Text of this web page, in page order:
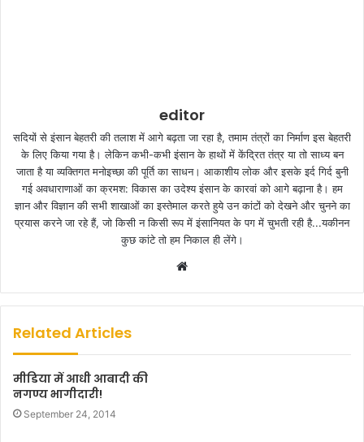
editor
सदियों से इंसान बेहतरी की तलाश में आगे बढ़ता जा रहा है, तमाम तंत्रों का निर्माण इस बेहतरी
के लिए किया गया है। लेकिन कभी-कभी इंसान के हाथों में केंद्रित तंत्र या तो साध्य बन
जाता है या व्यक्तिगत मनोइच्छा की पूर्ति का साधन। आकाशीय लोक और इसके इर्द गिर्द बुनी
गई अवधाराणाओं का क्रमश: विकास का उदेश्य इंसान के कारवां को आगे बढ़ाना है। हम
ज्ञान और विज्ञान की सभी शाखाओं का इस्तेमाल करते हुये उन कांटों को देखने और चुनने का
प्रयास करने जा रहे हैं, जो किसी न किसी रूप में इंसानियत के पग में चुभती रही है...यकीनन
कुछ कांटे तो हम निकाल ही लेंगे।
b
Related Articles
मीडिया में आधी आबादी की
नगण्य भागीदारी!
September 24, 2014